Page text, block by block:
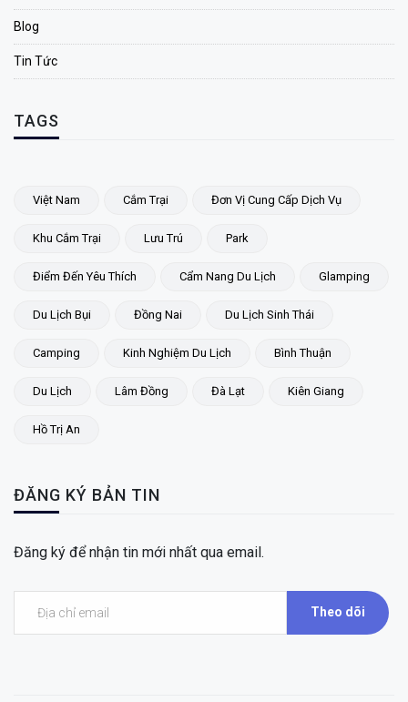
Blog
Tin Tức
TAGS
Việt Nam Cắm Trại Đơn Vị Cung Cấp Dịch Vụ
Khu Cắm Trại Lưu Trú Park
Điểm Đến Yêu Thích Cẩm Nang Du Lịch Glamping
Du Lịch Bụi Đồng Nai Du Lịch Sinh Thái
Camping Kinh Nghiệm Du Lịch Bình Thuận
Du Lịch Lâm Đồng Đà Lạt Kiên Giang
Hồ Trị An
ĐĂNG KÝ BẢN TIN
Đăng ký để nhận tin mới nhất qua email.
Theo dõi